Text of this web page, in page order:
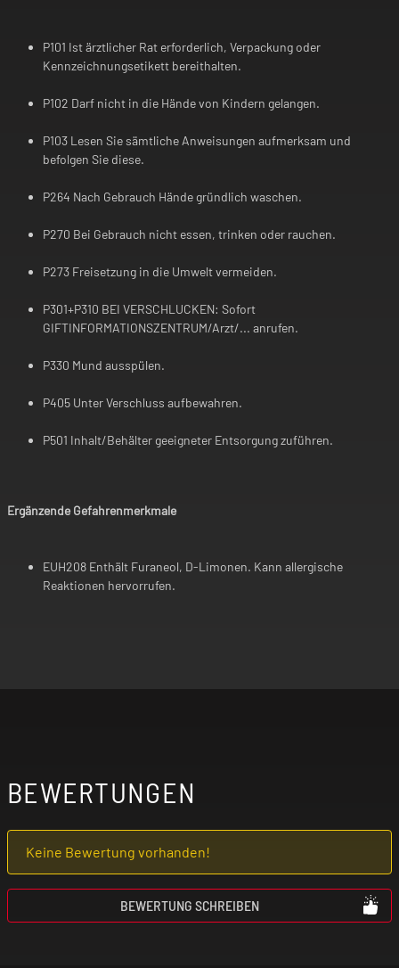
P101 Ist ärztlicher Rat erforderlich, Verpackung oder
Kennzeichnungsetikett bereithalten.
P102 Darf nicht in die Hände von Kindern gelangen.
P103 Lesen Sie sämtliche Anweisungen aufmerksam und
befolgen Sie diese.
P264 Nach Gebrauch Hände gründlich waschen.
P270 Bei Gebrauch nicht essen, trinken oder rauchen.
P273 Freisetzung in die Umwelt vermeiden.
P301+P310 BEI VERSCHLUCKEN: Sofort
GIFTINFORMATIONSZENTRUM/Arzt/... anrufen.
P330 Mund ausspülen.
P405 Unter Verschluss aufbewahren.
P501 Inhalt/Behälter geeigneter Entsorgung zuführen.
Ergänzende Gefahrenmerkmale
EUH208 Enthält Furaneol, D-Limonen. Kann allergische
Reaktionen hervorrufen.
BEWERTUNGEN
Keine Bewertung vorhanden!
BEWERTUNG SCHREIBEN